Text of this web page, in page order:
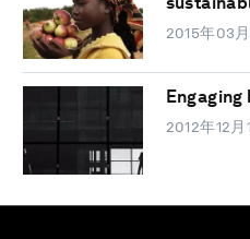
2015年03
Engaging
2012年12月